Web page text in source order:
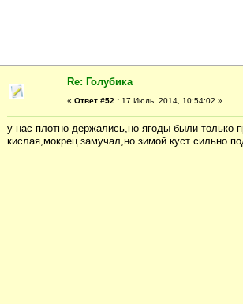
Re: Голубика
« Ответ #52 : 17 Июль, 2014, 10:54:02 »
у нас плотно держались,но ягоды были только
кислая,мокрец замучал,но зимой куст сильно